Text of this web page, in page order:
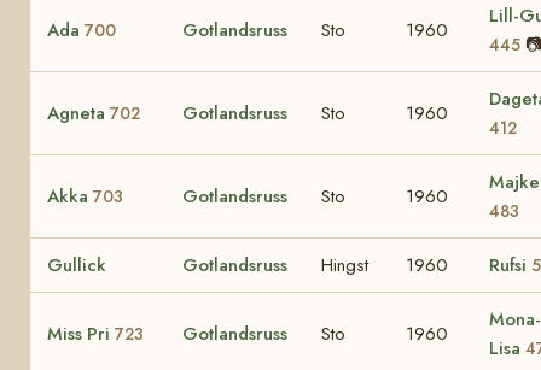
Ada 700 Gotlandsruss Sto 1960
Lill-
445
Agneta 702 Gotlandsruss Sto 1960
412
Akka 703 Gotlandsruss Sto 1960
483
Gullick Gotlandsruss Hingst 1960 Rufsi
Miss Pri 723 Gotlandsruss Sto 1960
Mona-
Lisa